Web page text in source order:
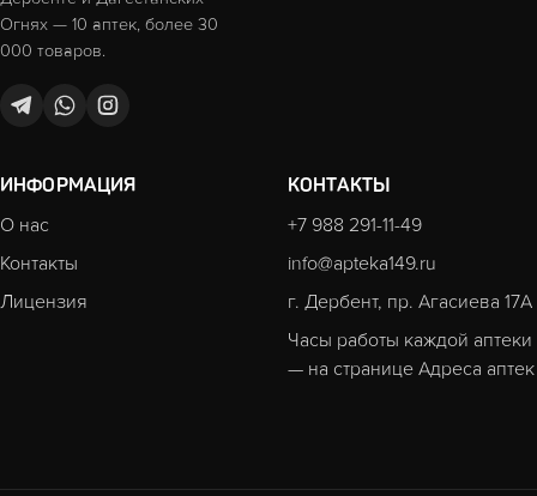
Огнях — 10 аптек, более 30
000 товаров.
ИНФОРМАЦИЯ
О нас
Контакты
Лицензия
КОНТАКТЫ
+7 988 291-11-49
info@apteka149.ru
г. Дербент, пр. Агасиева 17А
Часы работы каждой аптеки
— на странице Адреса аптек